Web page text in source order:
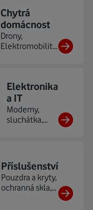
Chytrá
domácnost
Drony,
Elektromobilita,
Elektronika
a IT
Modemy,
sluchátka,
Příslušenství
Pouzdra a kryty,
ochranná skla,